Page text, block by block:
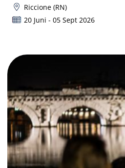
Riccione (RN)
20 Juni - 05 Sept 2026